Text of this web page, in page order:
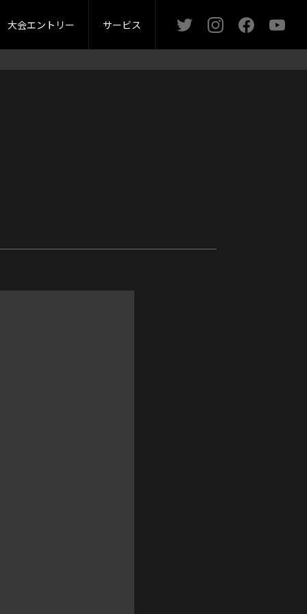
マガジン
オータムカップ マスターズカップ
大会エントリー サービス
い合わせ